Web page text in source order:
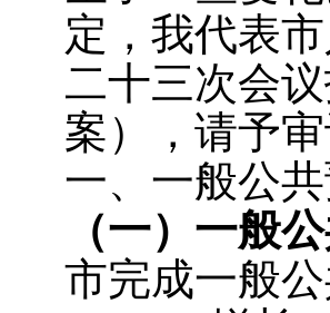
定，我代表
二十三次会
案），请予审
一、一般公
（一） 一般
市完成一般